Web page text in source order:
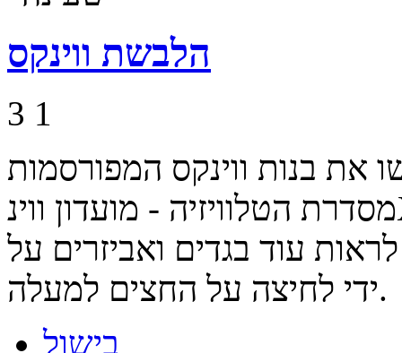
הלבשת ווינקס
3 1
את בנות ווינקס המפורסמות
מסדרת הטלוויזיה - מועדון ווינX ותוכלו לבחור המון סוגים של
עוד בגדים ואביזרים על
ידי לחיצה על החצים למעלה.
בישול